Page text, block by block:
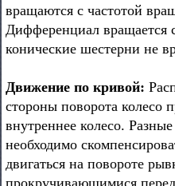
вращаются с частотой
Дифференциал вращается
конические шестерни не
Движение по кривой:
стороны поворота колесо
внутреннее колесо.
необходимо
двигаться на повороте
прокручивающимися